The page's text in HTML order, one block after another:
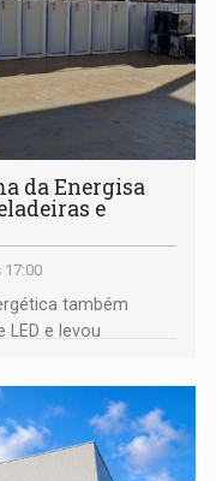
da Energisa
e
17:00
também
LED e levou